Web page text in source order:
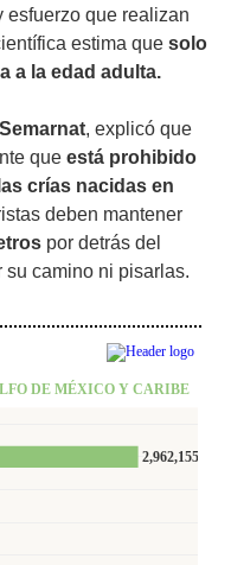
esfuerzo que realizan
estima que solo
a la edad adulta.
Semarnat, explicó que
que está prohibido
crías nacidas en
deben mantener
por detrás del
su camino ni pisarlas.